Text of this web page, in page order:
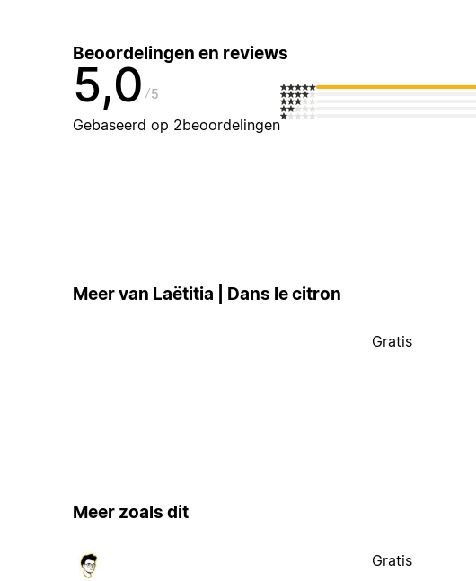
Beoordelingen en reviews
5,0 5
Gebaseerd op 2beoordelingen
Meer van Laëtitia | Dans le citron
Gratis
Meer zoals dit
Gratis